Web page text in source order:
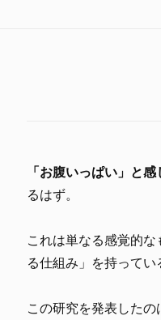
「お腹いっぱい」と
るはず。
これは単なる感覚的
る仕組み」を持ってい
この研究を発表した